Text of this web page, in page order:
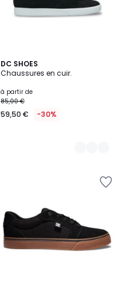
DC SHOES
Chaussures en cuir.
à partir de
85,00 €
59,50 € -30%
6
Couleurs